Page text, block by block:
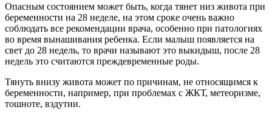
Опасным состоянием может быть, когда тянет низ живота при
беременности на 28 неделе, на этом сроке очень важно
соблюдать все рекомендации врача, особенно при патологиях
во время вынашивания ребенка. Если малыш появляется на
свет до 28 недель, то врачи называют это выкидыш, после 28
недель это считаются преждевременные роды.
Тянуть внизу живота может по причинам, не относящимся к
беременности, например, при проблемах с ЖКТ, метеоризме,
тошноте, вздутии.